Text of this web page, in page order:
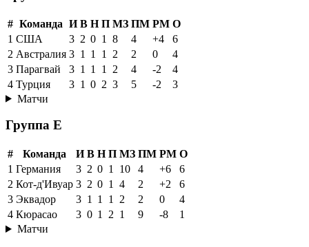
# Команда И В Н П МЗ ПМ РМ О
1 США 3 2 0 1 8 4 +4
6
2 Австралия 3 1 1 1 2 2 0
4
3 Парагвай 3 1 1 1 2 4 -2
4
4 Турция 3 1 0 2 3 5 -2
3
Матчи
Группа E
# Команда И В Н П МЗ ПМ РМ О
1 Германия 3 2 0 1 10 4 +6
6
2 Кот-д'Ивуар 3 2 0 1 4 2 +2
6
3 Эквадор 3 1 1 1 2 2 0
4
4 Кюрасао 3 0 1 2 1 9 -8
1
Матчи